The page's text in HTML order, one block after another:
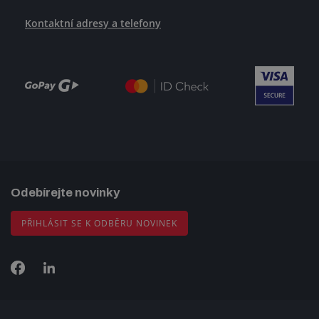
Kontaktní adresy a telefony
Odebírejte novinky
PŘIHLÁSIT SE K ODBĚRU NOVINEK